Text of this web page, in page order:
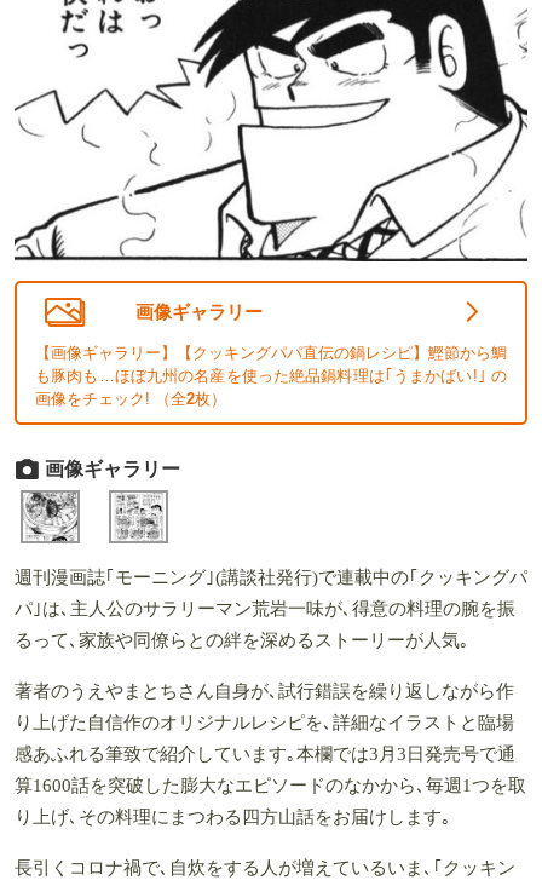
画像ギャラリー
【画像ギャラリー】【クッキングパパ直伝の鍋レシピ】鰹節から鯛
も豚肉も…ほぼ九州の名産を使った絶品鍋料理は｢うまかばい!｣ の
画像をチェック! （全2枚）
画像ギャラリー
週刊漫画誌｢モーニング｣(講談社発行)で連載中の｢クッキングパ
パ｣は､主人公のサラリーマン荒岩一味が､得意の料理の腕を振
るって､家族や同僚らとの絆を深めるストーリーが人気｡
著者のうえやまとちさん自身が､試行錯誤を繰り返しながら作
り上げた自信作のオリジナルレシピを､詳細なイラストと臨場
感あふれる筆致で紹介しています｡本欄では3月3日発売号で通
算1600話を突破した膨大なエピソードのなかから､毎週1つを取
り上げ､その料理にまつわる四方山話をお届けします｡
長引くコロナ禍で､自炊をする人が増えているいま､｢クッキン